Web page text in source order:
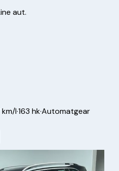
aut.
km/l·163 hk·Automatgear